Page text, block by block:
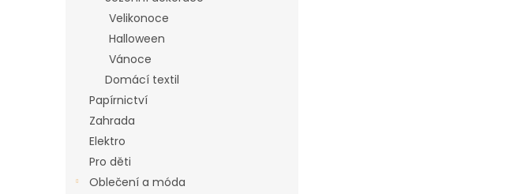
Velikonoce
Halloween
Vánoce
Domácí textil
Papírnictví
Zahrada
Elektro
Pro děti
Oblečení a móda